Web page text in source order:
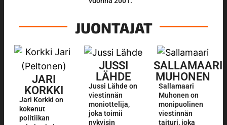
JUONTAJAT
JARI
KORKKI
Jari Korkki on
kokenut
politiikan
JUSSI
LÄHDE
Jussi Lähde on
viestinnän
moni­ottelija,
joka toimii
nykyisin
SALLAMAARI
MUHONEN
Sallamaari
Muhonen on
monipuolinen
viestinnän
taituri, joka